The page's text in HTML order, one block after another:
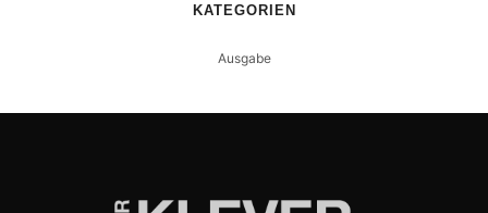
KATEGORIEN
Ausgabe